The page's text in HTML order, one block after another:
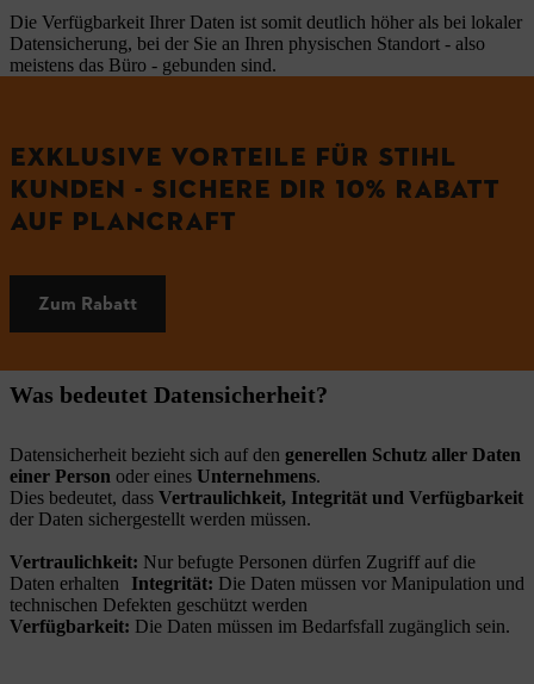
Die Verfügbarkeit Ihrer Daten ist somit deutlich höher als bei lokaler
Datensicherung, bei der Sie an Ihren physischen Standort - also
meistens das Büro - gebunden sind.
EXKLUSIVE VORTEILE FÜR STIHL
KUNDEN - SICHERE DIR 10% RABATT
AUF PLANCRAFT
Zum Rabatt
Was bedeutet Datensicherheit?
Datensicherheit bezieht sich auf den generellen Schutz aller Daten
einer Person oder eines Unternehmens.
Dies bedeutet, dass Vertraulichkeit, Integrität und Verfügbarkeit
der Daten sichergestellt werden müssen.
Vertraulichkeit: Nur befugte Personen dürfen Zugriff auf die
Daten erhalten Integrität: Die Daten müssen vor Manipulation und
technischen Defekten geschützt werden
Verfügbarkeit: Die Daten müssen im Bedarfsfall zugänglich sein.